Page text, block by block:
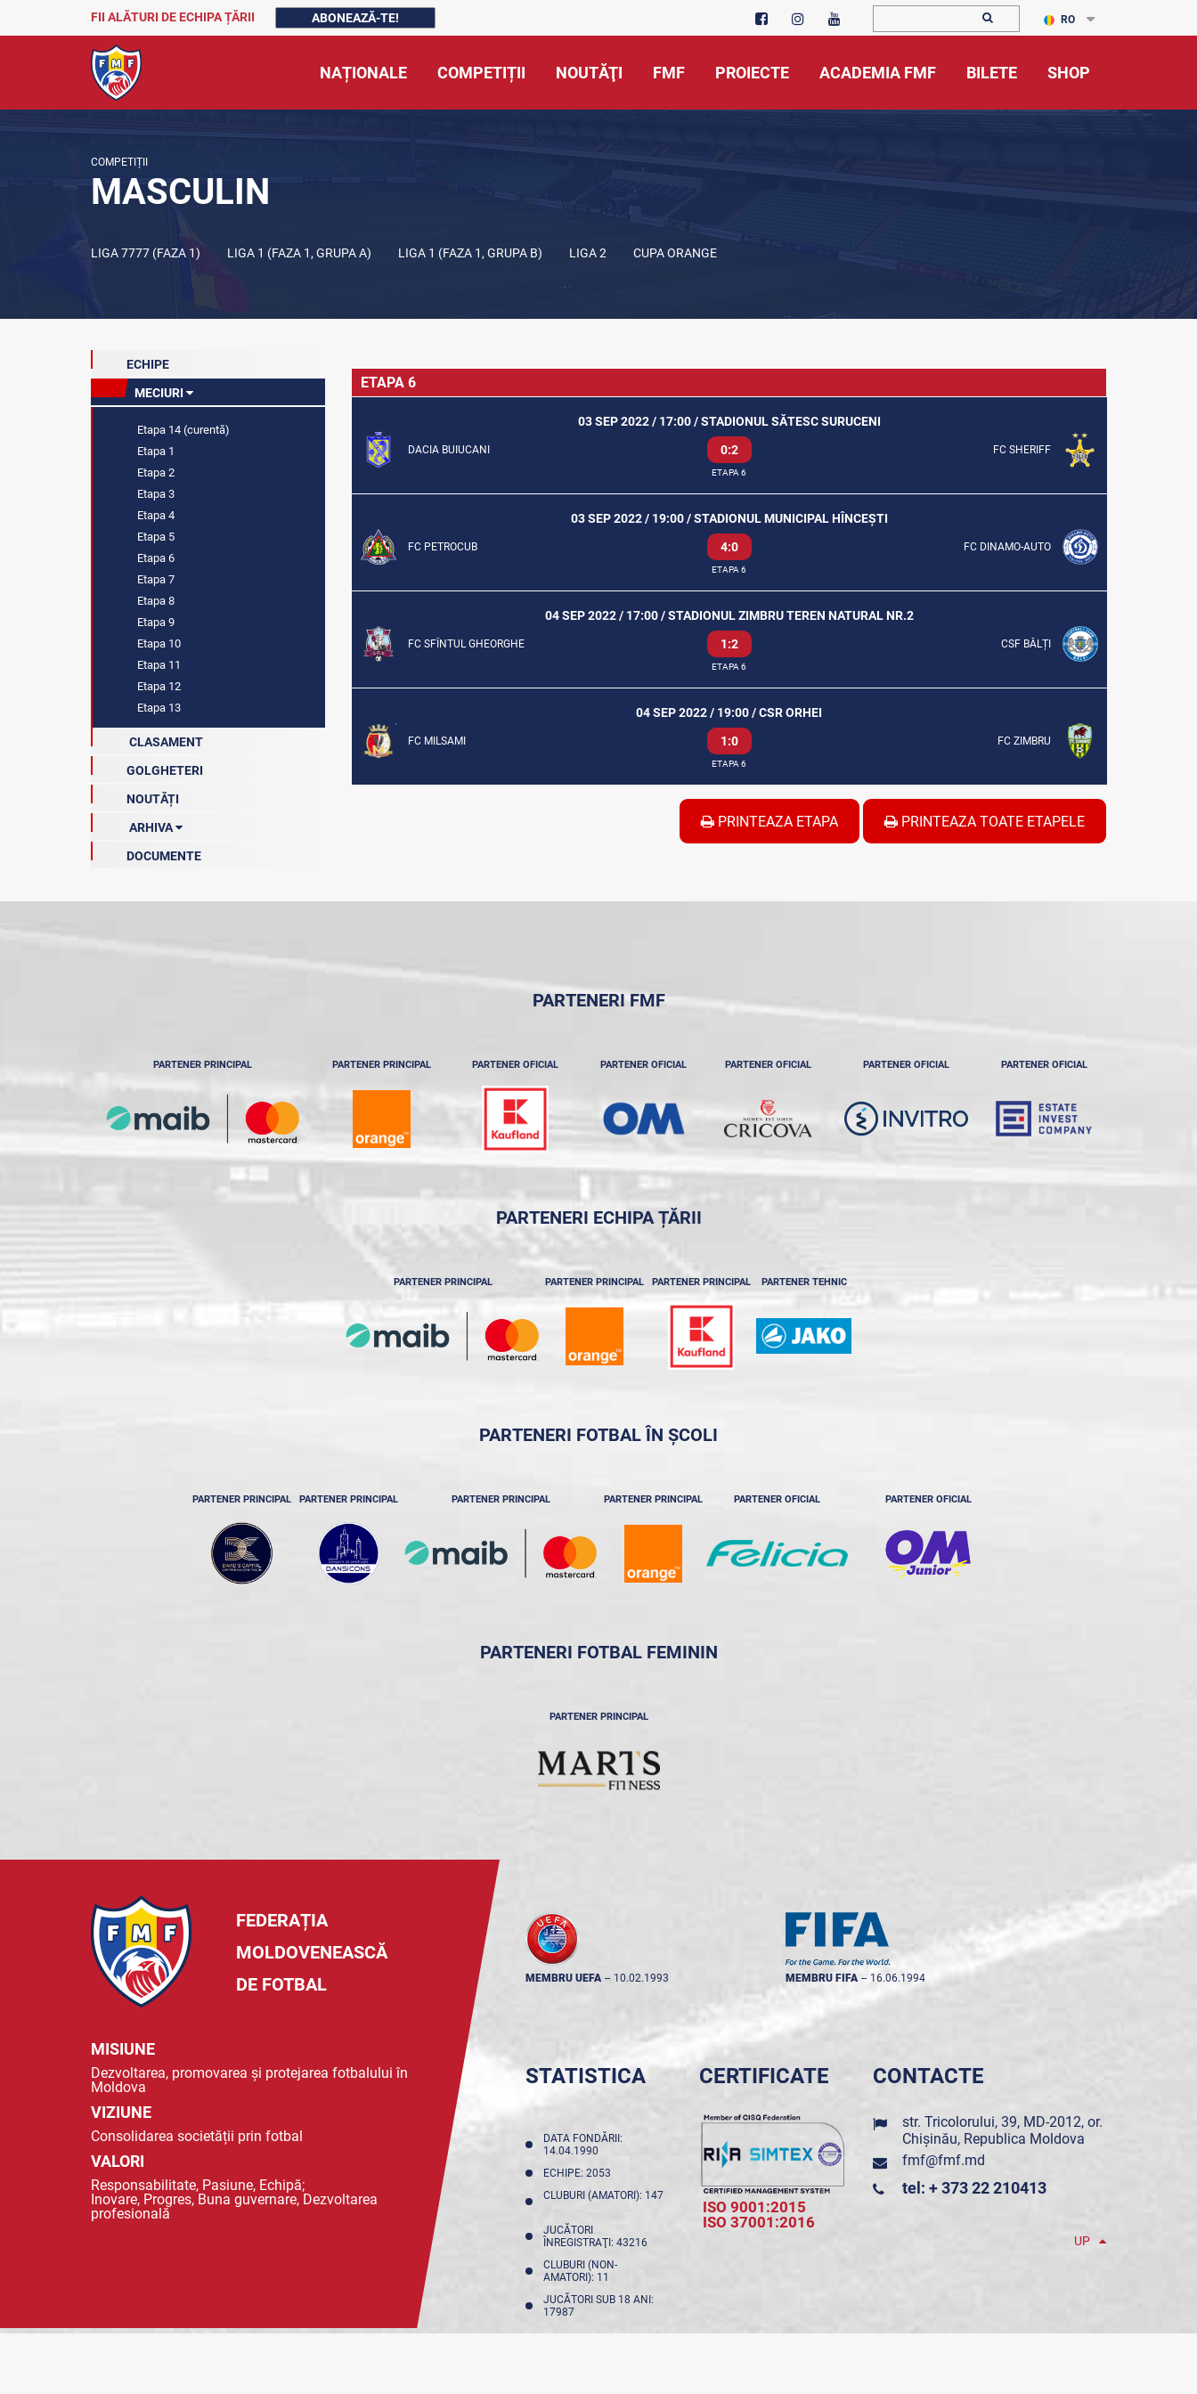
FII ALĂTURI DE ECHIPA ȚĂRII ABONEAZĂ-TE! RO
NAȚIONALE COMPETIȚII NOUTĂŢI FMF PROIECTE ACADEMIA FMF BILETE SHOP
COMPETIȚII
MASCULIN
LIGA 7777 (FAZA 1) LIGA 1 (FAZA 1, GRUPA A) LIGA 1 (FAZA 1, GRUPA B) LIGA 2 CUPA ORANGE
ECHIPE
MECIURI
Etapa 14 (curentă)
Etapa 1
Etapa 2
Etapa 3
Etapa 4
Etapa 5
Etapa 6
Etapa 7
Etapa 8
Etapa 9
Etapa 10
Etapa 11
Etapa 12
Etapa 13
CLASAMENT
GOLGHETERI
NOUTĂȚI
ARHIVA
Arhiva clasamentelor
DOCUMENTE
ETAPA 6
03 SEP 2022 / 17:00 / STADIONUL SĂTESC SURUCENI
DACIA BUIUCANI 0:2 FC SHERIFF
ETAPA 6
03 SEP 2022 / 19:00 / STADIONUL MUNICIPAL HÎNCEȘTI
FC PETROCUB 4:0 FC DINAMO-AUTO
ETAPA 6
04 SEP 2022 / 17:00 / STADIONUL ZIMBRU TEREN NATURAL NR.2
FC SFÎNTUL GHEORGHE 1:2 CSF BĂLȚI
ETAPA 6
04 SEP 2022 / 19:00 / CSR ORHEI
FC MILSAMI 1:0 FC ZIMBRU
ETAPA 6
PRINTEAZA ETAPA PRINTEAZA TOATE ETAPELE
PARTENERI FMF
PARTENER PRINCIPAL PARTENER PRINCIPAL PARTENER OFICIAL PARTENER OFICIAL PARTENER OFICIAL PARTENER OFICIAL PARTENER OFICIAL
PARTENERI ECHIPA ȚĂRII
PARTENER PRINCIPAL PARTENER PRINCIPAL PARTENER PRINCIPAL PARTENER TEHNIC
PARTENERI FOTBAL ÎN ȘCOLI
PARTENER PRINCIPAL PARTENER PRINCIPAL PARTENER PRINCIPAL PARTENER PRINCIPAL PARTENER OFICIAL PARTENER OFICIAL
PARTENERI FOTBAL FEMININ
PARTENER PRINCIPAL
FEDERAȚIA
MOLDOVENEASCĂ
DE FOTBAL
MISIUNE
Dezvoltarea, promovarea și protejarea fotbalului în
Moldova
VIZIUNE
Consolidarea societății prin fotbal
VALORI
Responsabilitate, Pasiune, Echipă;
Inovare, Progres, Buna guvernare, Dezvoltarea
profesională
MEMBRU UEFA -- 10.02.1993 MEMBRU FIFA -- 16.06.1994
STATISTICA
DATA FONDĂRII:
14.04.1990
ECHIPE: 2053
CLUBURI (AMATORI): 147
JUCĂTORI
ÎNREGISTRAŢI: 43216
CLUBURI (NON-
AMATORI): 11
JUCĂTORI SUB 18 ANI:
17987
CERTIFICATE
ISO 9001:2015
ISO 37001:2016
CONTACTE
str. Tricolorului, 39, MD-2012, or.
Chișinău, Republica Moldova
fmf@fmf.md
tel: + 373 22 210413
UP